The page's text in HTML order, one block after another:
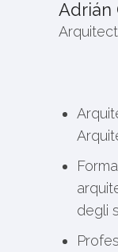
Adrián
degli